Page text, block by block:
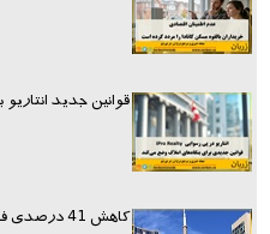
قوانین جدید
کاهش 41 درصدی فروش خانه در تورنتو